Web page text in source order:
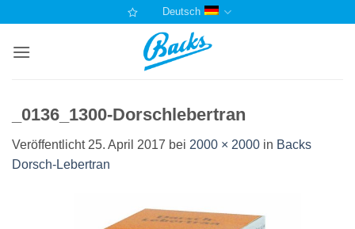
springen
Deutsch
_0136_1300-Dorschlebertran
Veröffentlicht 25. April 2017 bei 2000 × 2000 in Backs
Dorsch-Lebertran